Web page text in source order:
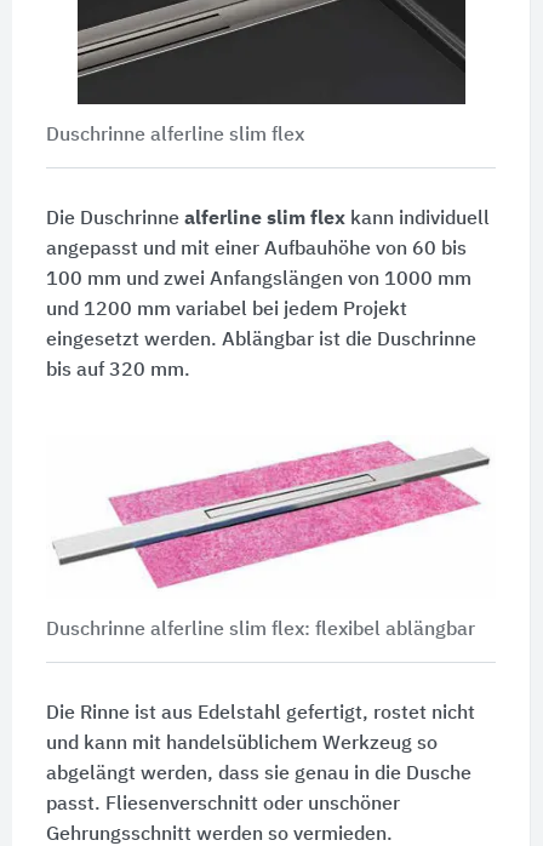
Duschrinne alferline slim flex
Die Duschrinne alferline slim flexkann individuell
angepasst und mit einer Aufbauhöhe von 60 bis
100 mm und zwei Anfangslängen von 1000 mm
und 1200 mm variabel bei jedem Projekt
eingesetzt werden. Ablängbar ist die Duschrinne
bis auf320 mm.
Duschrinne alferline slim flex: flexibel ablängbar
Die Rinne ist aus Edelstahl gefertigt, rostet nicht
und kann mit handelsüblichem Werkzeug so
abgelängt werden, dass sie genau in die Dusche
passt. Fliesenverschnitt oder unschöner
Gehrungsschnitt werden so vermieden.